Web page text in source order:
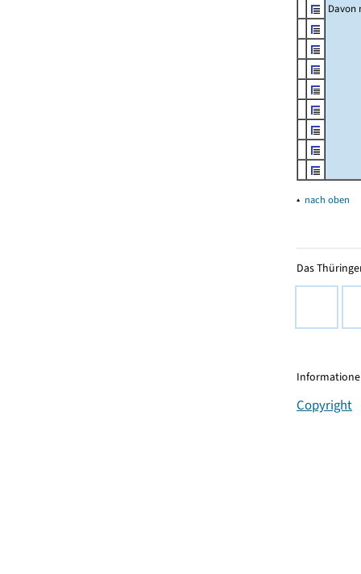
Davon
▴ nach oben
Das
Copyright